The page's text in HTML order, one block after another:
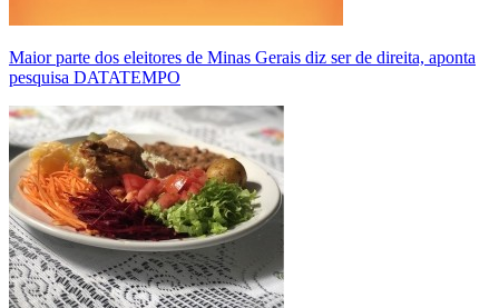
Maior parte dos eleitores de Minas Gerais diz ser de direita, aponta
pesquisa DATATEMPO